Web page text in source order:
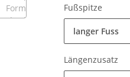
Fußspitze
langer Fuss
Längenzusatz